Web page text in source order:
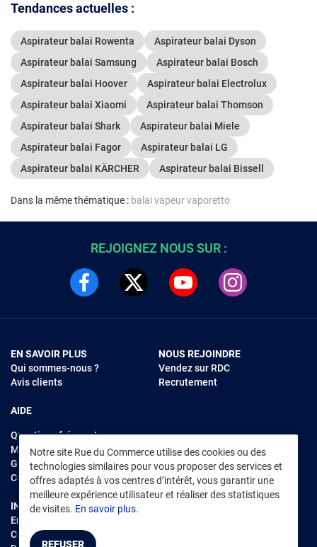
Tendances actuelles :
Aspirateur balai Rowenta
Aspirateur balai Dyson
Aspirateur balai Samsung
Aspirateur balai Bosch
Aspirateur balai Hoover
Aspirateur balai Electrolux
Aspirateur balai Xiaomi
Aspirateur balai Thomson
Aspirateur balai Shark
Aspirateur balai Miele
Aspirateur balai Fagor
Aspirateur balai LG
Aspirateur balai KÄRCHER
Aspirateur balai Bissell
Dans la même thématique : balai vapeur vaporetto
Notre site Rue du Commerce utilise des cookies ou des
technologies similaires pour vous proposer des services et
offres adaptés à vos centres d’intérêt, vous garantir une
meilleure expérience utilisateur et réaliser des statistiques
de visites. En savoir plus.
REFUSER
REJOIGNEZ NOUS SUR :
EN SAVOIR PLUS
Qui sommes-nous ?
Avis clients
AIDE
Questions fréquentes
Modes de règlements
Garantie et retours
Contacter Rue du Commerce
NOUS REJOINDRE
Vendez sur RDC
Recrutement
INFORMATIONS LÉGALES
Environnement
CGV /CGU Marketplace